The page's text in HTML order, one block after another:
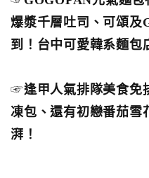
爆漿千層吐司、可頌及
到！台中可愛韓系麵包
☞逢甲人氣排隊美食免
凍包、還有初戀番茄雪
湃！